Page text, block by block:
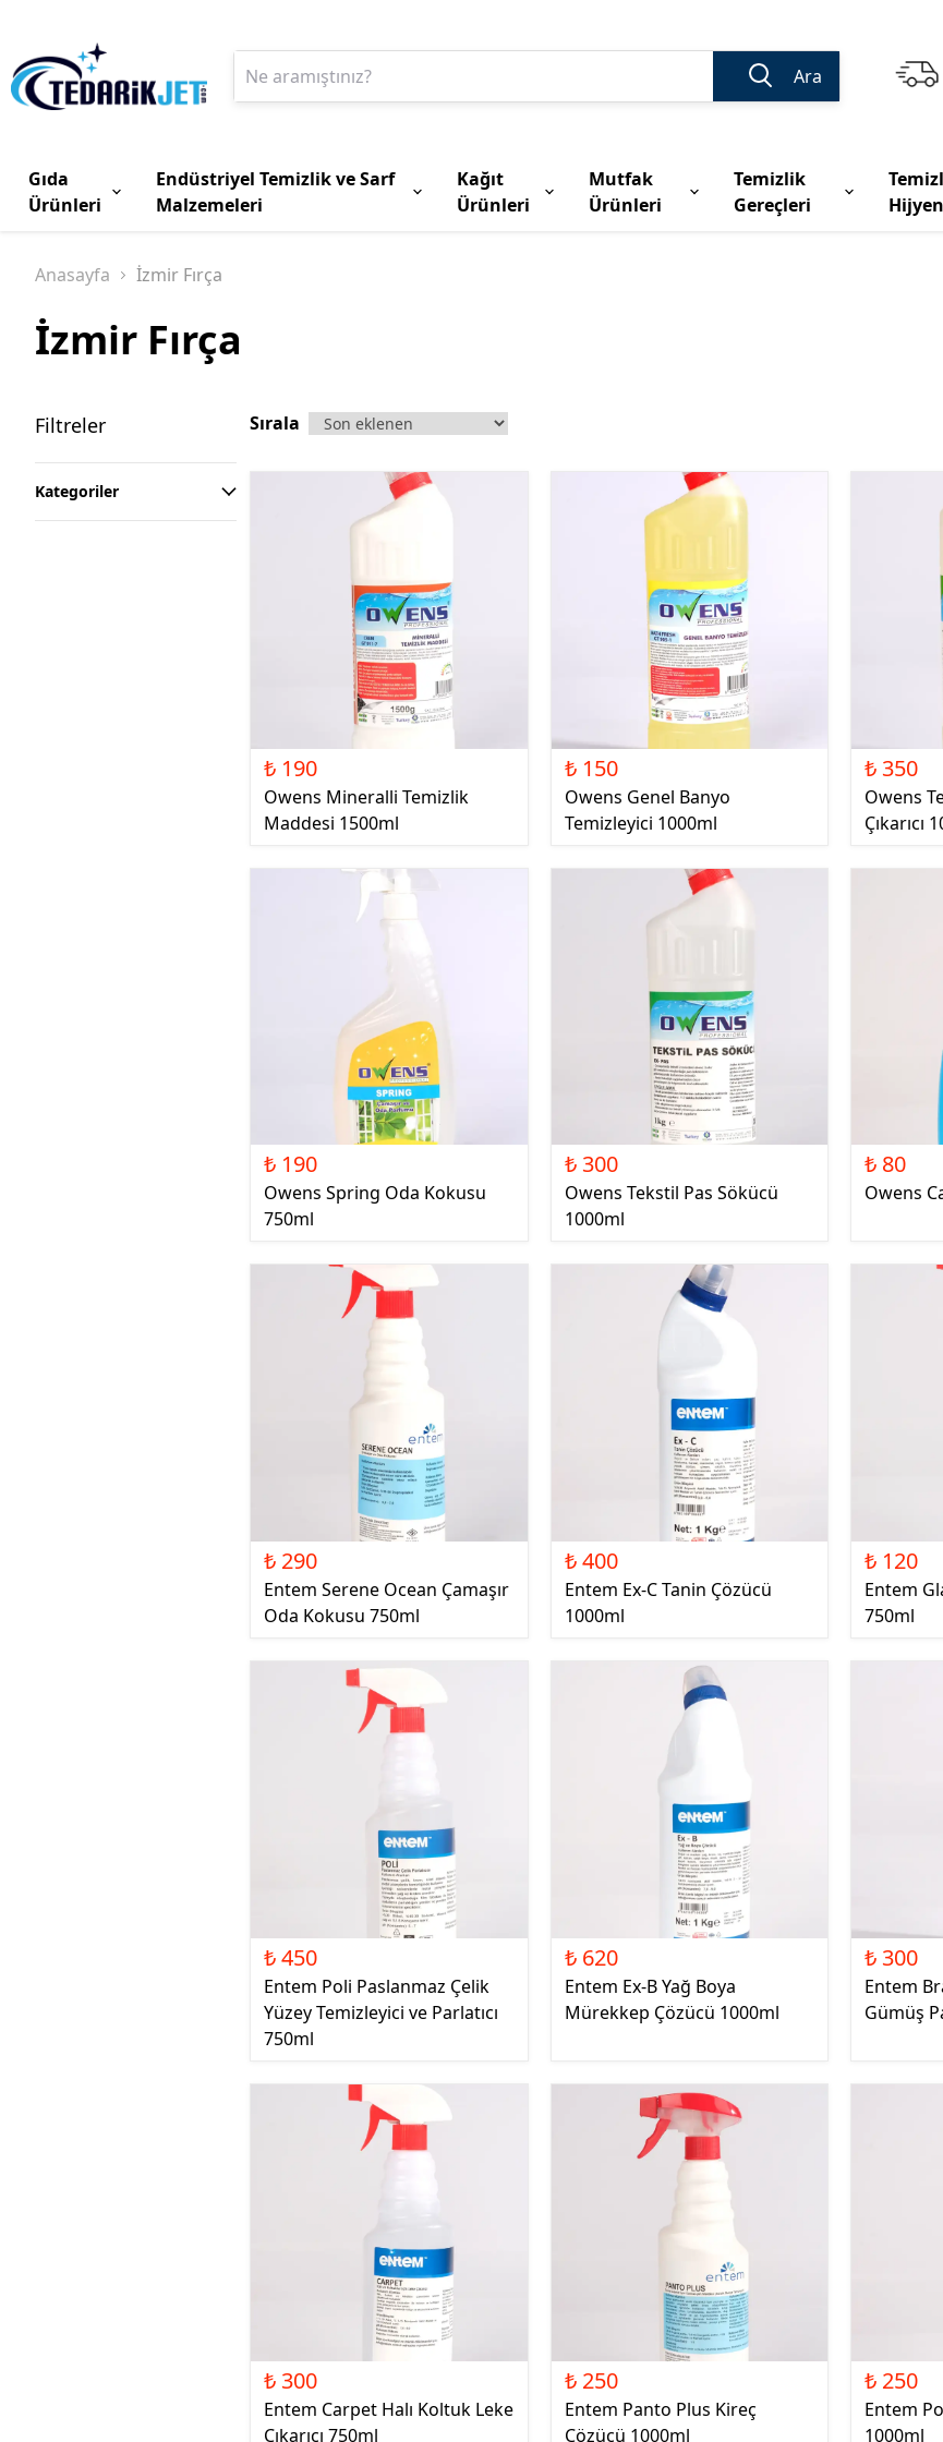
Ara
Gıda
Ürünleri
Endüstriyel Temizlik ve Sarf
Malzemeleri
Kağıt
Ürünleri
Mutfak
Ürünleri
Temizlik
Gereçleri
Hijyen
Anasayfa İzmir Fırça
İzmir Fırça
Filtreler
Kategoriler
Sırala
₺ 190
Owens Mineralli Temizlik
Maddesi 1500ml
₺ 150
Owens Genel Banyo
Temizleyici 1000ml
₺ 350
Owens
Çıkarıcı
₺ 190
Owens Spring Oda Kokusu
750ml
₺ 300
Owens Tekstil Pas Sökücü
1000ml
₺ 80
Owens
₺ 290
Entem Serene Ocean Çamaşır
Oda Kokusu 750ml
₺ 400
Entem Ex-C Tanin Çözücü
1000ml
₺ 120
Entem
750ml
₺ 450
Entem Poli Paslanmaz Çelik
Yüzey Temizleyici ve Parlatıcı
750ml
₺ 620
Entem Ex-B Yağ Boya
Mürekkep Çözücü 1000ml
₺ 300
Entem
Gümüş
₺ 300
Entem Carpet Halı Koltuk Leke
Çıkarıcı 750ml
₺ 250
Entem Panto Plus Kireç
Çözücü 1000ml
₺ 250
Entem
1000ml